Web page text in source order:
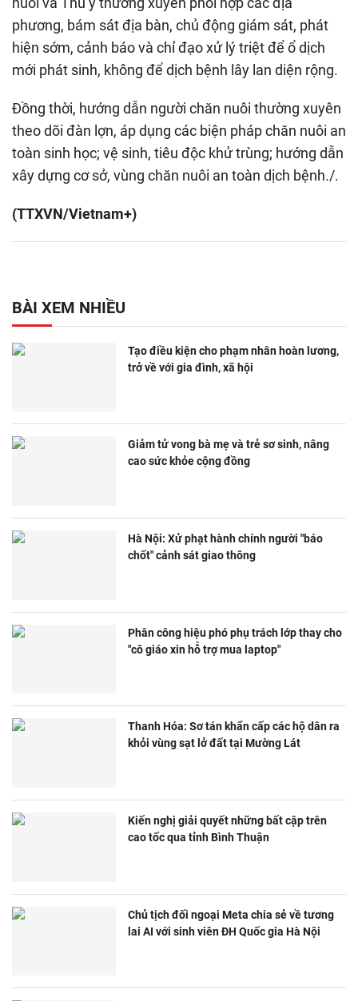
phương, bám sát địa bàn, chủ động giám sát, phát
hiện sớm, cảnh báo và chỉ đạo xử lý triệt để ổ dịch
mới phát sinh, không để dịch bệnh lây lan diện rộng.
Đồng thời, hướng dẫn người chăn nuôi thường xuyên
theo dõi đàn lợn, áp dụng các biện pháp chăn nuôi an
toàn sinh học; vệ sinh, tiêu độc khử trùng; hướng dẫn
xây dựng cơ sở, vùng chăn nuôi an toàn dịch bệnh./.
(TTXVN/Vietnam+)
BÀI XEM NHIỀU
Tạo điều kiện cho phạm nhân hoàn lương,
trở về với gia đình, xã hội
Giảm tử vong bà mẹ và trẻ sơ sinh, nâng
cao sức khỏe cộng đồng
Hà Nội: Xử phạt hành chính người "báo
chốt" cảnh sát giao thông
Phân công hiệu phó phụ trách lớp thay cho
"cô giáo xin hỗ trợ mua laptop"
Thanh Hóa: Sơ tán khẩn cấp các hộ dân ra
khỏi vùng sạt lở đất tại Mường Lát
Kiến nghị giải quyết những bất cập trên
cao tốc qua tỉnh Bình Thuận
Chủ tịch đối ngoại Meta chia sẻ về tương
lai AI với sinh viên ĐH Quốc gia Hà Nội